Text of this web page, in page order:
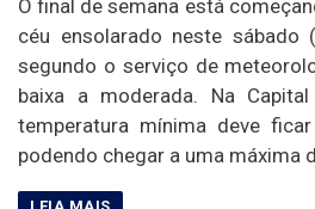
O final de semana está
céu ensolarado neste sábado
segundo o serviço de
baixa a moderada. Na
temperatura mínima deve
podendo chegar a uma máxima